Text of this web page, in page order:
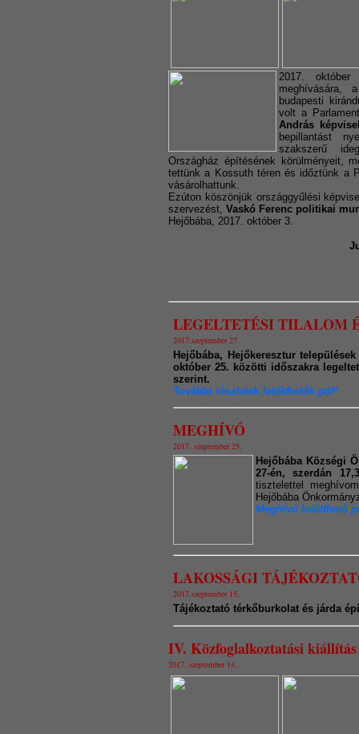
2017.
meghívására,
budapesti
volt a
András
bepillantást
szakszerű
Országház építésének körülményeit,
tettünk a Kossuth téren és időztünk a
vásárolhattunk.
Ezúton köszönjük országgyűlési
szervezést, Vaskó Ferenc politikai
Hejőbába, 2017. október 3.
LEGELTETÉSI TILALOM
2017.szeptember 27.
Hejőbába, Hejőkeresztur
október 25. közötti időszakra
szerint.
További részletek letölthetők pdf*
MEGHÍVÓ
2017. szeptember 25.
Hejőbába Községi
27-én, szerdán
tisztelettel
Hejőbába
Meghívó letölthető
LAKOSSÁGI
2017.szeptember 15.
Tájékoztató térkőburkolat és járda
IV. Közfoglalkoztatási
2017. szeptember 14.